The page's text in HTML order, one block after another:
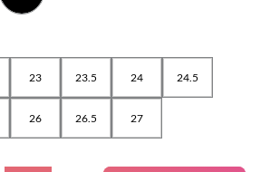
23 23.5 24 24.5
26 26.5 27